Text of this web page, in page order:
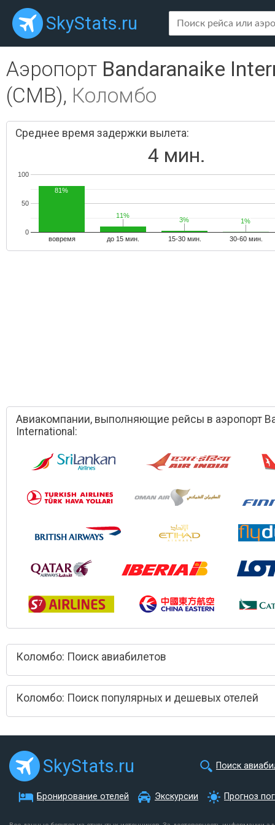
SkyStats.ru
Аэропорт Bandaranaike
(CMB), Коломбо
Среднее время задержки вылета:
4 мин.
вовремя до 15 мин. 15-30 мин. 30-60 мин.
0
50
100
81%
11%
11%
3%
3% 1%
1%
Авиакомпании, выполняющие рейсы в аэропорт
International:
Коломбо: Поиск авиабилетов
Коломбо: Поиск популярных и дешевых отелей
SkyStats.ru Поиск
Бронирование отелей Экскурсии Прогноз